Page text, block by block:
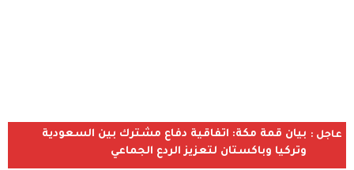
عاجل : بيان قمة مكة: اتفاقية دفاع مشترك بين السعودية
وتركيا وباكستان لتعزيز الردع الجماعي